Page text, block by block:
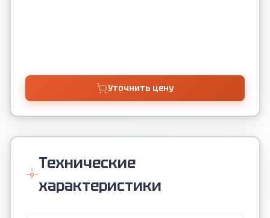
Уточнить цену
Технические
характеристики